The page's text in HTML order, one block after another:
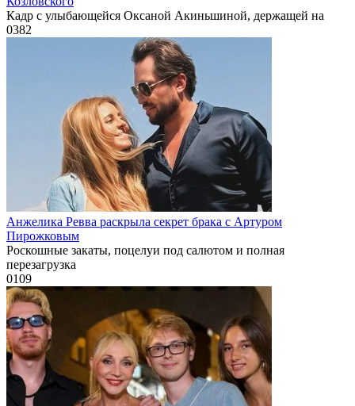
Кадр с улыбающейся Оксаной Акиньшиной, держащей на
0382
Анжелика Ревва раскрыла секрет брака с Артуром
Пирожковым
Роскошные закаты, поцелуи под салютом и полная
перезагрузка
0109